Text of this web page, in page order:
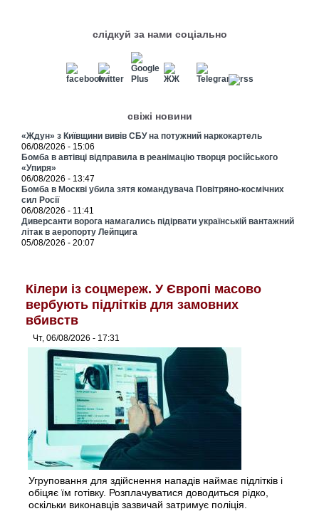
слідкуй за нами соціально
свіжі новини
«Ждун» з Київщини вивів СБУ на потужний наркокартель
06/08/2026 - 15:06
Бомба в автівці відправила в реанімацію творця російського
«Упиря»
06/08/2026 - 13:47
Бомба в Москві убила зятя командувача Повітряно-космічних
сил Росії
06/08/2026 - 11:41
Диверсанти ворога намагались підірвати українській вантажний
літак в аеропорту Лейпцига
05/08/2026 - 20:07
Кілери із соцмереж. У Європі масово
вербують підлітків для замовних
вбивств
Чт, 06/08/2026 - 17:31
Угруповання для здійснення нападів наймає підлітків і
обіцяє їм готівку. Розплачуватися доводиться рідко,
оскільки виконавців зазвичай затримує поліція.